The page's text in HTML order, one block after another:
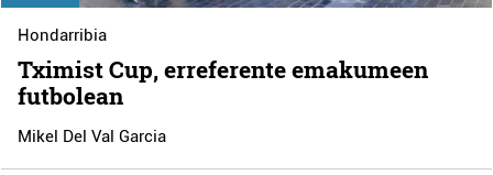
Hondarribia
Tximist Cup, erreferente emakumeen
futbolean
Mikel Del Val Garcia